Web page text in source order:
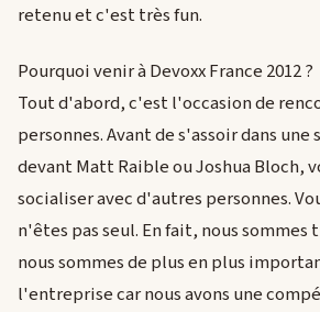
retenu et c'est très fun.
Pourquoi venir à Devoxx France 2012 ?
Tout d'abord, c'est l'occasion de
personnes. Avant de s'assoir dans
devant Matt Raible ou Joshua Bloch,
socialiser avec d'autres personnes.
n'êtes pas seul. En fait, nous sommes
nous sommes de plus en plus
l'entreprise car nous avons une